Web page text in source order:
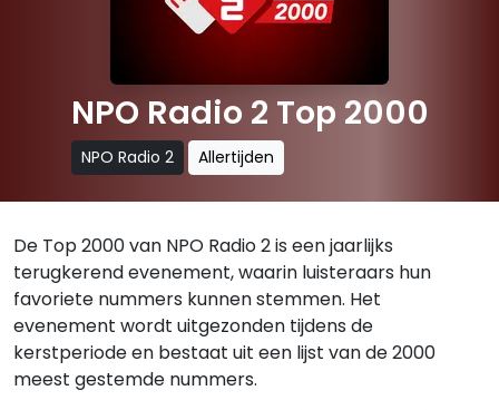
NPO Radio 2 Top 2000
NPO Radio 2 Allertijden
De Top 2000 van NPO Radio 2 is een jaarlijks
terugkerend evenement, waarin luisteraars hun
favoriete nummers kunnen stemmen. Het
evenement wordt uitgezonden tijdens de
kerstperiode en bestaat uit een lijst van de 2000
meest gestemde nummers.